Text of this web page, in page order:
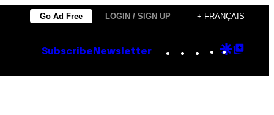
Go Ad Free LOGIN / SIGN UP + FRANÇAIS
Subscribe Newsletter Instagram
TikTok
YouTube
Google